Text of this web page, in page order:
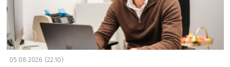
05.08.2026 (22:10)